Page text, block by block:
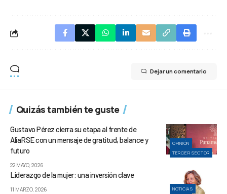
Dejar un comentario
Quizás también te guste
OPINIÓN
TERCER SECTOR
Gustavo Pérez cierra su etapa al frente de
AliaRSE con un mensaje de gratitud, balance y
futuro
22 MAYO, 2026
NOTICIAS
Liderazgo de la mujer: una inversión clave
11 MARZO, 2026